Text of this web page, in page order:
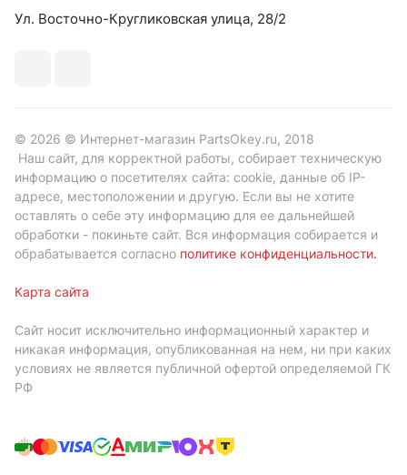
Ул. Восточно-Кругликовская улица, 28/2
© 2026 © Интернет-магазин PartsOkey.ru, 2018
Наш сайт, для корректной работы, собирает техническую
информацию о посетителях сайта: cookie, данные об IP-
адресе, местоположении и другую. Если вы не хотите
оставлять о себе эту информацию для ее дальнейшей
обработки - покиньте сайт. Вся информация собирается и
обрабатывается согласно политике конфиденциальности.
Карта сайта
Сайт носит исключительно информационный характер и
никакая информация, опубликованная на нем, ни при каких
условиях не является публичной офертой определяемой ГК
РФ